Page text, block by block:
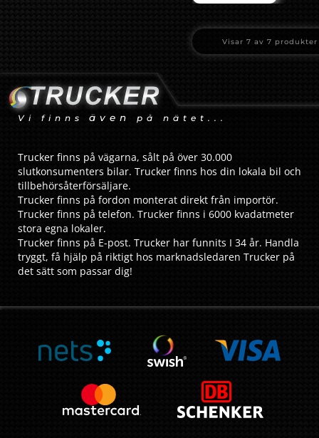
Visar7 av7 produkter
Vi finns även på nätet...
Trucker finns på vägarna, sålt på över 30.000
slutkonsumenters bilar. Trucker finns hos din lokala bil och
tillbehörsåterförsäljare.
Trucker finns på fordon monterat direkt från importör.
Trucker finns på telefon. Trucker finns i 6000 kvadatmeter
stora egna lokaler.
Trucker finns på E-post. Trucker har funnits I 34 år. Handla
tryggt, få hjälp på riktigt hos marknadsledaren Trucker på
det sätt som passar dig!